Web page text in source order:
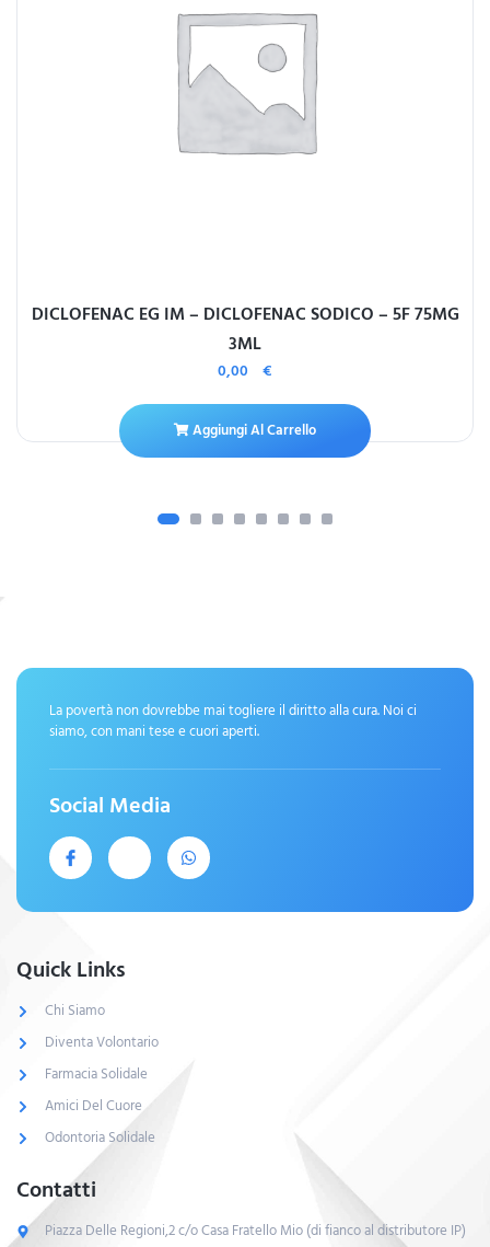
DICLOFENAC EG IM – DICLOFENAC SODICO – 5F 75MG
3ML
0,00 €
Aggiungi Al Carrello
La povertà non dovrebbe mai togliere il diritto alla cura. Noi ci
siamo, con mani tese e cuori aperti.
Social Media
Quick Links
Chi Siamo
Diventa Volontario
Farmacia Solidale
Amici Del Cuore
Odontoria Solidale
Contatti
Piazza Delle Regioni,2 c/o Casa Fratello Mio (di fianco al distributore IP)